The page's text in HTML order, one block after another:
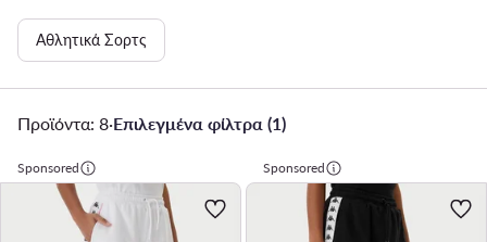
Αθλητικά Σορτς
Προϊόντα: 8·Επιλεγμένα φίλτρα (1)
Sponsored Sponsored